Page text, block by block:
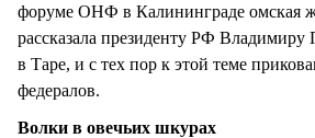
форуме ОНФ в Калининграде омская
рассказала президенту РФ
в Таре, и с тех пор к этой теме
федералов.
Волки в овечьих шкурах